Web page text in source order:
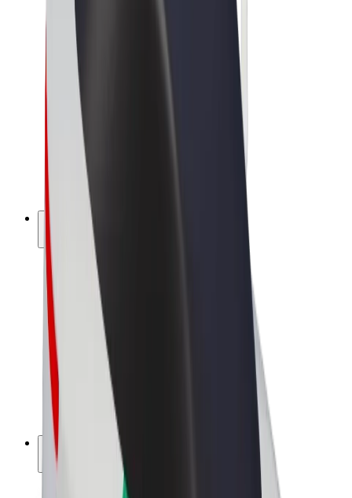
Gedişlər
Skuterlər
Bolt Market
Bolt Food
Bolt Drive
Biznes üçün Bolt
Elektrikli velosipedlər
Bolt Plus
Bolt ilə pul qazanın
Sürücülər
Sürücü qazancı
Kuryerlər
Kuryer qazancı
Bolt Food təchizatçıları
Sahibkarlar
Françayzinq
Şirkət
Vakansiyalar